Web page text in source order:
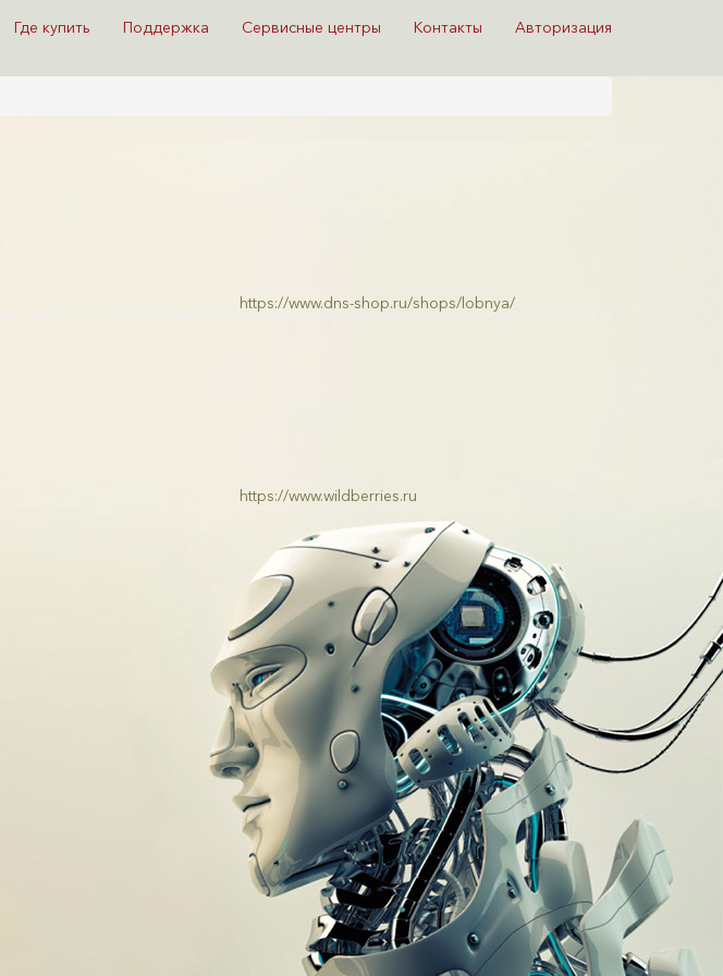
Где купить Поддержка Сервисные центры Контакты Авторизация
https://www.dns-shop.ru/shops/lobnya/
https://www.wildberries.ru